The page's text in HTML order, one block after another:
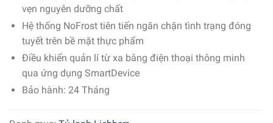
vẹn nguyên dưỡng chất
Hệ thống NoFrost tiên tiến ngăn chặn tình trạng đóng
tuyết trên bề mặt thực phẩm
Điều khiển quản lí từ xa bằng điện thoại thông minh
qua ứng dụng SmartDevice
Bảo hành: 24 Tháng